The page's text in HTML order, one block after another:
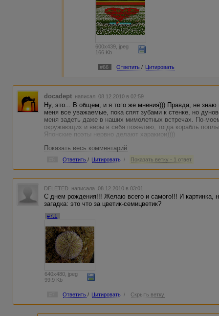
600x439, jpeg
166 Kb
#66 Ответить / Цитировать
docadept написал 08.12.2010 в 02:59
Ну, это... В общем, и я того же мнения))) Правда, не
меня все уважаемые, пока спят зубами к стенке, но
меня задеть даже в наших мимолетных встречах. По-
окружающих и веры в себя пожелаю, тогда корабль
Японские поэты нервно делают харакири))))
Показать весь комментарий
Ответить / Цитировать / Показать ветку - 1 ответ
DELETED написала 08.12.2010 в 03:01
С днем рождения!!! Желаю всего и самого!!! И картинка,
загадка: это что за цветик-семицветик?
#7.1
640x480, jpeg
99.9 Kb
Ответить / Цитировать / Скрыть ветку